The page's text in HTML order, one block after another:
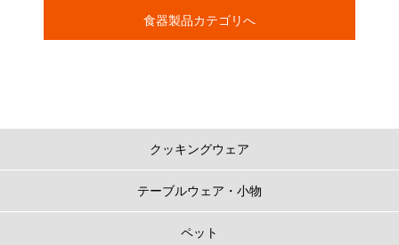
食器製品カテゴリへ
クッキングウェア
テーブルウェア・小物
ペット